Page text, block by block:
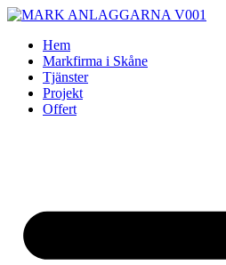
Skip
contentHem
Markfirma i Skåne
Tjänster
Projekt
Offert